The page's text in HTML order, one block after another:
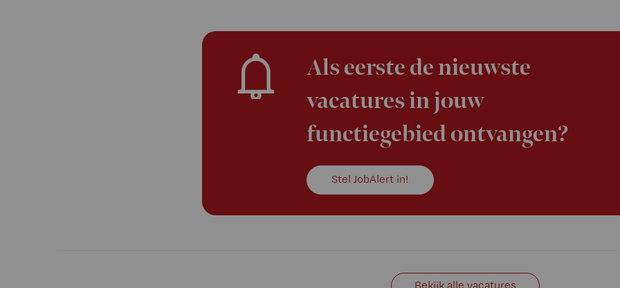
Als eerste de nieuwste
vacatures in jouw
functiegebied ontvangen?
Stel JobAlert in!
Bekijk alle vacatures